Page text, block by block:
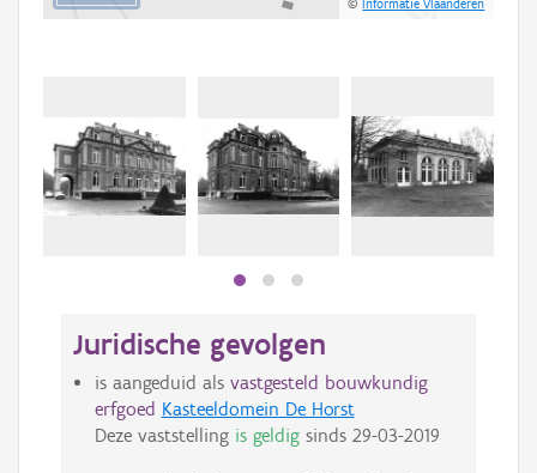
©Informatie Vlaanderen
Juridische gevolgen
is aangeduid als vastgesteld bouwkundig
erfgoed Kasteeldomein De Horst
Deze vaststelling is geldigsinds 29-03-2019